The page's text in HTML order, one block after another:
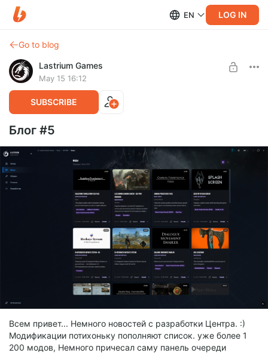
EN LOG IN
Go to blog
Lastrium Games
May 15 16:12
SUBSCRIBE
Блог #5
Всем привет... Немного новостей с разработки Центра. :)
Модификации потихоньку пополняют список. уже более 1
200 модов, Немного причесал саму панель очереди